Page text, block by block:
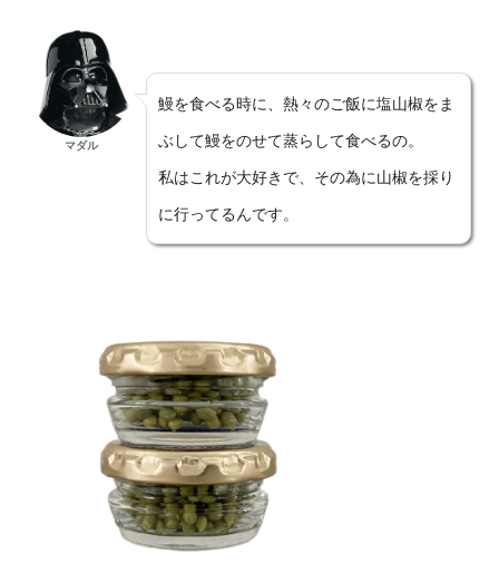
マダル
鰻を食べる時に、熱々のご飯に塩山椒をま
ぶして鰻をのせて蒸らして食べるの。
私はこれが大好きで、その為に山椒を採り
に行ってるんです。